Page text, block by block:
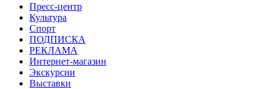
Пресс-центр
Культура
Спорт
ПОДПИСКА
РЕКЛАМА
Интернет-магазин
Экскурсии
Выставки